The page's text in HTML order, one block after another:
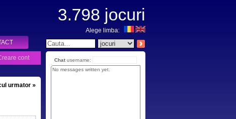
cont
urmator »
3.798 jocuri
Alege limba:
Chat username:
No messages written yet.